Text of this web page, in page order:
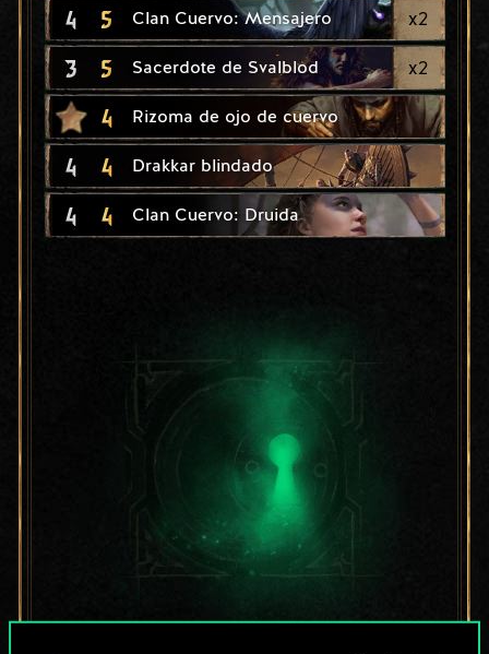
4 5 Clan Cuervo: Mensajero x2
3 5 Sacerdote de Svalblod x2
4 Rizoma de ojo de cuervo
4 4 Drakkar blindado
4 4 Clan Cuervo: Druida